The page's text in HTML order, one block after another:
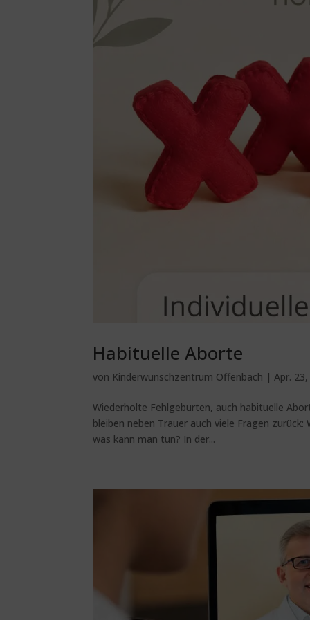
Habituelle Aborte
von Kinderwunschzentrum Offenbach | Apr.
Wiederholte Fehlgeburten, auch habituelle
bleiben neben Trauer auch viele Fragen
was kann man tun? In der...